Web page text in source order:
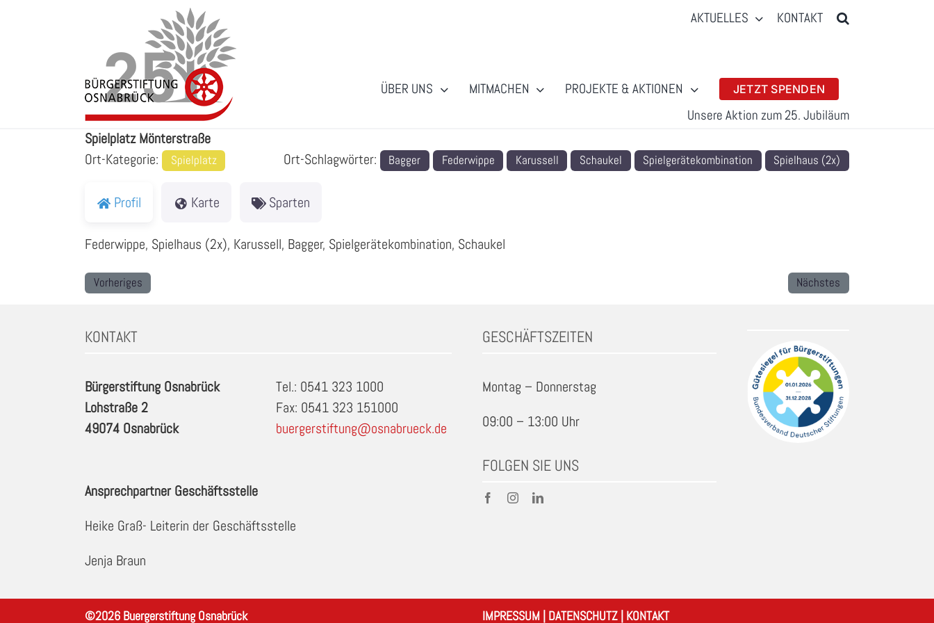
AKTUELLES KONTAKT
ÜBER UNS MITMACHEN PROJEKTE & AKTIONEN JETZT SPENDEN
Unsere Aktion zum 25. Jubiläum
Spielplatz Mönterstraße
Ort-Kategorie:
Spielplatz Ort-Schlagwörter: Bagger Federwippe Karussell Schaukel Spielgerätekombination Spielhaus (2x)
Profil Karte Sparten
Federwippe, Spielhaus (2x), Karussell, Bagger, Spielgerätekombination, Schaukel
Vorheriges Nächstes
KONTAKT
Bürgerstiftung Osnabrück
Lohstraße 2
49074 Osnabrück
Tel.: 0541 323 1000
Fax: 0541 323 151000
buergerstiftung@osnabrueck.de
Ansprechpartner Geschäftsstelle
Heike Graß- Leiterin der Geschäftsstelle
Jenja Braun
GESCHÄFTSZEITEN
Montag – Donnerstag
09:00 – 13:00 Uhr
FOLGEN SIE UNS
©2026 Buergerstiftung Osnabrück IMPRESSUM | DATENSCHUTZ| KONTAKT